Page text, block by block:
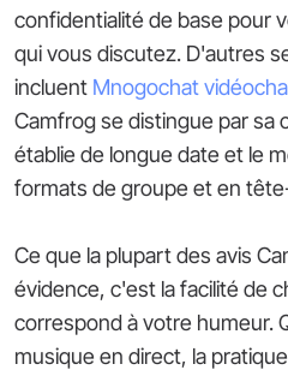
confidentialité de base pour
qui vous discutez. D'autres
incluent Mnogochat
Camfrog se distingue par sa
établie de longue date et le
formats de groupe et en
Ce que la plupart des avis
évidence, c'est la facilité de
correspond à votre humeur.
musique en direct, la